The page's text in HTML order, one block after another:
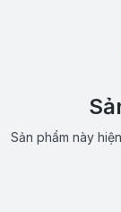
Sản phẩm này